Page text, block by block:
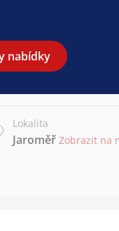
nabídky
Lokalita
Jaroměř Zobrazit na